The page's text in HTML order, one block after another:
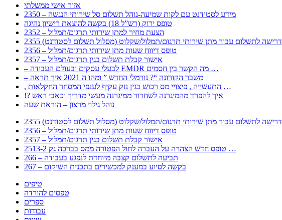
אזור אישי ממשלתי
2350 – מידע לסטודנט עם לקות שמיעה-נוהל תשלום סל שירותי הנגשה
טופס ירוק (רש”ל 18) בקשה להוצאת רישיון נהיגה
2352 – הצעת מחיר למתן שירותי תרגום/תמלול
2355 דרישה לתשלום עבור מתן שירותי תרגום/תמלול/שקלוט (מסלול תשלום לסטודנט)
2356 – טופס דיווח שעות מתן שירותי תרגום/תמלול
2357 – אישור קבלת תשלום בגין תרגום/תמלול
– לבעלי עסקים ובעולם העבודה EMDR מה הקשר בין חסמים …
– משבר הקורונה “? נורמלי החדש ” ומהו ה 2021 איך תראה
, התעשייה , פיצויי מס רכוש בגין נזק עקיף לענפי המסחר החקלאות …
!? איך להפרד מהמיגרנה לשחרור ממיגרנה מעשי מדריך וכאבי ראש
נוהל גילוי מרצון – הוראת שעה
2355 דרישה לתשלום עבור מתן שירותי תרגום/תמלול/שקלוט (מסלול תשלום לסטודנט)
2356 – טופס דיווח שעות מתן שירותי תרגום/תמלול
2357 – אישור קבלת תשלום בגין תרגום/תמלול
2513-2 טופס חדש הצהרה על העברה לחול הפטורה ממס בברכה גק …
266 – תביעה לתשלום קצבה מיוחדת לנפגע בעבודה
267 – בקשה לסיוע במענק למכשירים בתכנית השיקום
טיפים
טפסים להורדה
ספרים
עבודות